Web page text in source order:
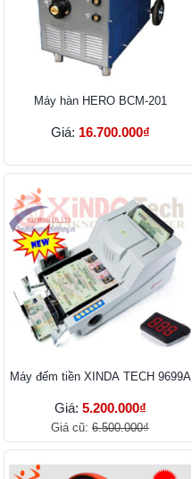
Máy hàn HERO BCM-201
Giá: 16.700.000₫
Máy đếm tiền XINDA TECH 9699A
Giá: 5.200.000₫
Giá cũ: 6.500.000₫